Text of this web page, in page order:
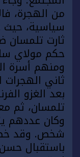
من الهجرة،
ثارت
حكم مولاي
ومنهم أسرة
ثاني الهجرات
بعد الغزو
تلمسان، ثم
شخص. وقد
باستقبال